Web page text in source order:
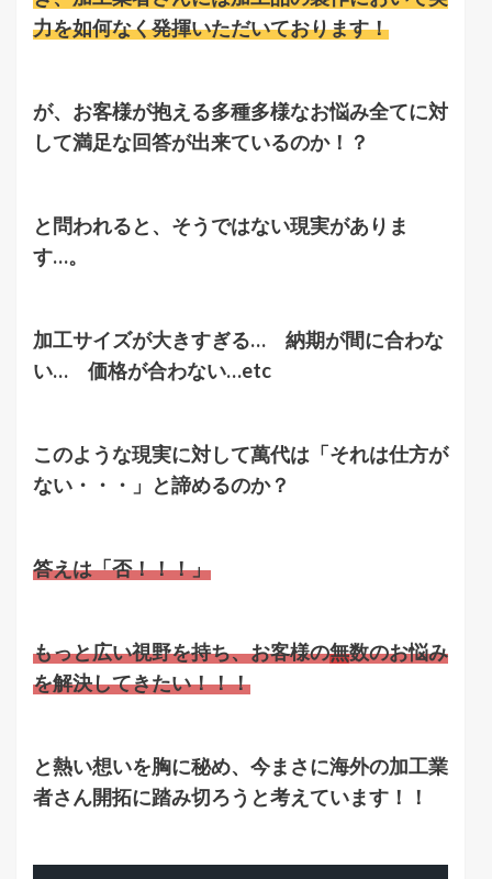
力を如何なく発揮いただいております！
が、お客様が抱える多種多様なお悩み全てに対
して満足な回答が出来ているのか！？
と問われると、そうではない現実がありま
す…。
加工サイズが大きすぎる… 納期が間に合わな
い… 価格が合わない…etc
このような現実に対して萬代は「それは仕方が
ない・・・」と諦めるのか？
答えは「否！！！」
もっと広い視野を持ち、お客様の無数のお悩み
を解決してきたい！！！
と熱い想いを胸に秘め、今まさに海外の加工業
者さん開拓に踏み切ろうと考えています！！